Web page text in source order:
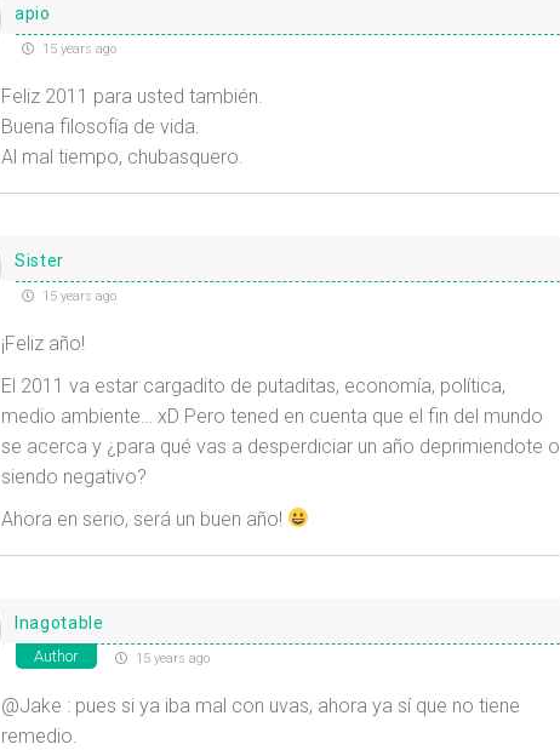
apio
15 years ago
Feliz 2011 para usted también.
Buena filosofía de vida.
Al mal tiempo, chubasquero.
Sister
15 years ago
¡Feliz año!
El 2011 va estar cargadito de putaditas, economía, política,
medio ambiente… xD Pero tened en cuenta que el fin del mundo
se acerca y ¿para qué vas a desperdiciar un año deprimiendote o
siendo negativo?
Ahora en serio, será un buen año!
Inagotable
Author 15 years ago
@Jake : pues si ya iba mal con uvas, ahora ya sí que no tiene
remedio.